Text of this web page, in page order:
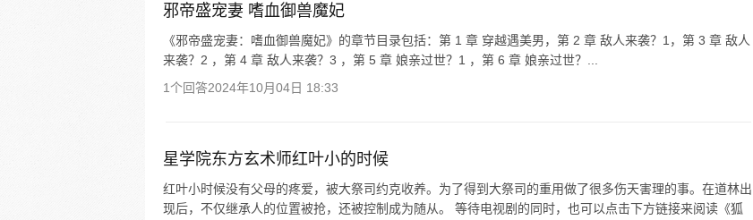
邪帝盛宠妻 嗜血御兽魔妃
《邪帝盛宠妻：嗜血御兽魔妃》的章节目录包括：第 1 章 穿越遇美男，第 2 章 敌人来袭？1，第 3 章 敌人
来袭？2 ，第 4 章 敌人来袭？3 ，第 5 章 娘亲过世？1 ，第 6 章 娘亲过世？...
1个回答2024年10月04日 18:33
星学院东方玄术师红叶小的时候
红叶小时候没有父母的疼爱，被大祭司约克收养。为了得到大祭司的重用做了很多伤天害理的事。在道林出
现后，不仅继承人的位置被抢，还被控制成为随从。 等待电视剧的同时，也可以点击下方链接来阅读《狐